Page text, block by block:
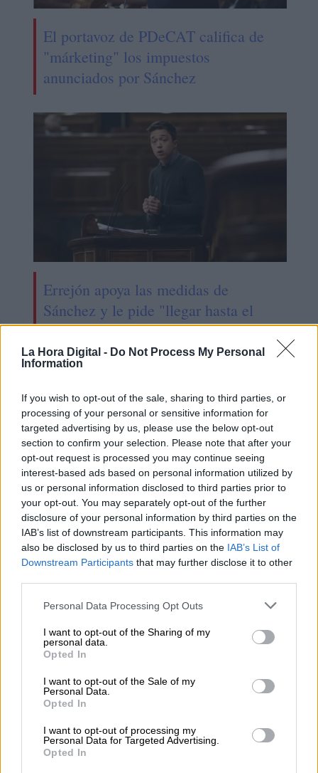
La Hora Digital - Do Not Process My Personal
Information
If you wish to opt-out of the sale, sharing to third parties, or
processing of your personal or sensitive information for
targeted advertising by us, please use the below opt-out
section to confirm your selection. Please note that after your
opt-out request is processed you may continue seeing
interest-based ads based on personal information utilized by
us or personal information disclosed to third parties prior to
your opt-out. You may separately opt-out of the further
disclosure of your personal information by third parties on the
IAB’s list of downstream participants. This information may
also be disclosed by us to third parties on the IAB’s List of
Downstream Participants that may further disclose it to other
Personal Data Processing Opt Outs
I want to opt-out of the Sharing of my
personal data.
Opted In
I want to opt-out of the Sale of my
Personal Data.
Opted In
I want to opt-out of processing my
Personal Data for Targeted Advertising.
Opted In
El portavoz de PDeCAT califica de
"márketing" los impuestos
anunciados por Sánchez
Errejón apoya las medidas de
Sánchez y le pide "llegar hasta el
final"
Sánchez anuncia una ampliación de
100 euros para los estudiantes que
ostentan becas
OPINIONES DIVERSAS
¿La ciudadanía de Occidente
Por
Álvaro Frutos Rosado y Gabinete
Geopolítica de Crisis